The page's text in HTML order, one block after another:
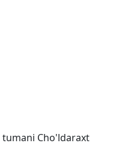
Cho'ldaraxt